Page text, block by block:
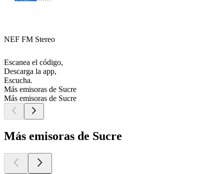
NEF FM Stereo
Escanea el código,
Descarga la app,
Escucha.
Más emisoras de Sucre
Más emisoras de Sucre
Más emisoras de Sucre